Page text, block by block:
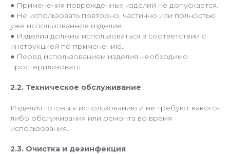
● Применения поврежденных изделий не допускается.
● Не использовать повторно, частично или полностью
уже использованное изделие.
● Изделия должны использоваться в соответствии с
инструкцией по применению.
● Перед использованием изделия необходимо
простерилизовать.
2.2. Техническое обслуживание
Изделия готовы к использованию и не требуют какого-
либо обслуживания или ремонта во время
использования.
2.3. Очистка и дезинфекция